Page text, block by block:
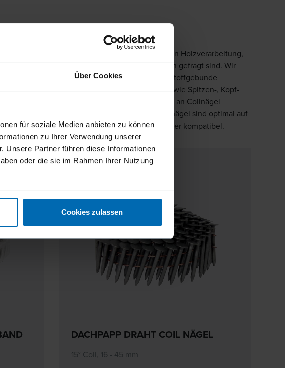
Über Cookies
für soziale Medien anbieten zu können
zu Ihrer Verwendung unserer
Unsere Partner führen diese Informationen
oder die sie im Rahmen Ihrer Nutzung
Cookies zulassen
sogenannte Coilnagler. Sie kommen in Holzverarbeitung,
Einsatz, wo Effizienz und starke Verbindungen gefragt sind. Wir
– darunter z.B. draht- und kunststoffgebunde
führen wir diverse Materialien sowie Spitzen-, Kopf-
Entdecken Sie jetzt unser breites Angebot an Coilnägel
Ankernägel und Rundkopfnägel. Die Beck Coilnägel sind optimal auf
auch mit den Druckluftnaglern anderer Hersteller kompatibel.
DACHPAPP DRAHT COIL NÄGEL
15° Coil, 16 - 45 mm